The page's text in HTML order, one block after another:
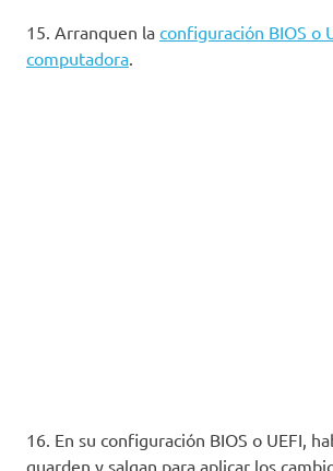
15. Arranquen la configuración BIOS o
computadora
16. En su configuración BIOS o UEFI,
guarden y salgan para aplicar los